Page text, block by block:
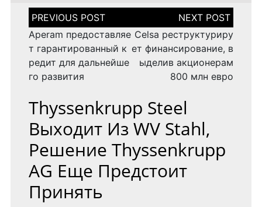
Н
а
в
и
а
ц
я
п
о
з
а
п
и
с
я
м
Aperam предоставляе
т гарантированный к
редит для дальнейше
го развития
Celsa реструктуриру
ет финансирование, в
ыделив акционерам
800 млн евро
Thyssenkrupp Steel
Выходит Из WV Stahl,
Решение Thyssenkrupp
AG Еще Предстоит
Принять